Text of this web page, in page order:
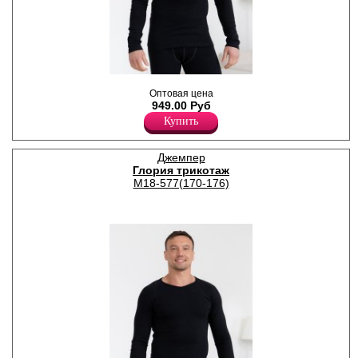
повседневной носки в
прохладную и холодную
погоду, с начесом.
Хлопок 95%
Эластан 5%
Оптовая цена
949.00 Руб
Купить
Джемпер
Глория трикотаж
М18-577(170-176)